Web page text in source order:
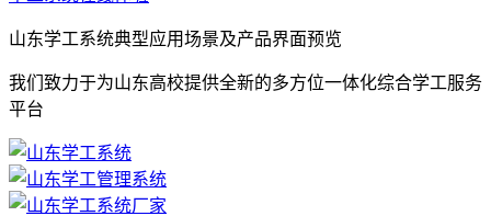
山东学工系统典型应用场景及产品界面预览
我们致力于为山东高校提供全新的多方位一体化综合学工服务
平台